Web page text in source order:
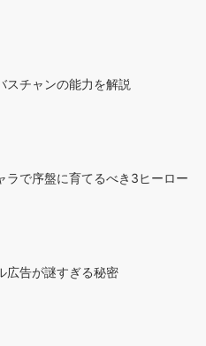
スチャンの能力を解説
ラで序盤に育てるべき3ヒーロー
広告が謎すぎる秘密